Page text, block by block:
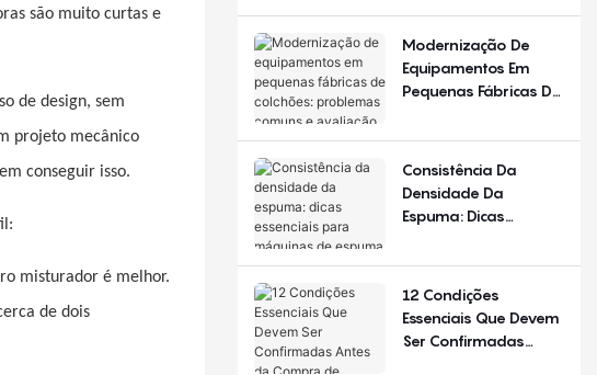
são muito curtas e
de design, sem
projeto mecânico
conseguir isso.
misturador é melhor.
de dois
Da Carga De
Modernização De
Equipamentos Em
Pequenas Fábricas De
Comuns E Avaliação
De Configuração.
Consistência Da
Densidade Da
Espuma: Dicas
Máquinas De Espuma
De Poliuretano
12 Condições
Essenciais Que Devem
Ser Confirmadas